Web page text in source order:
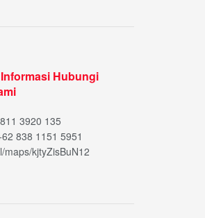
Hubungi
3920 135
838 1151 5951
maps/kjtyZisBuN12